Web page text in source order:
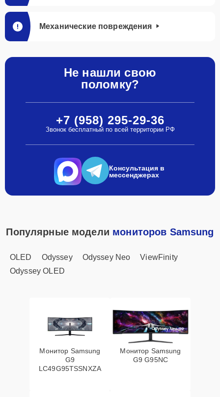
Механические повреждения
Не нашли свою
поломку?
+7 (958) 295-29-36
Звонок бесплатный по всей территории РФ
Консультация в
мессенджерах
Популярные модели мониторов Samsung
OLED Odyssey Odyssey Neo
ViewFinity
Odyssey OLED
Монитор Samsung
G9
LC49G95TSSNXZA
Монитор Samsung
G9 G95NC